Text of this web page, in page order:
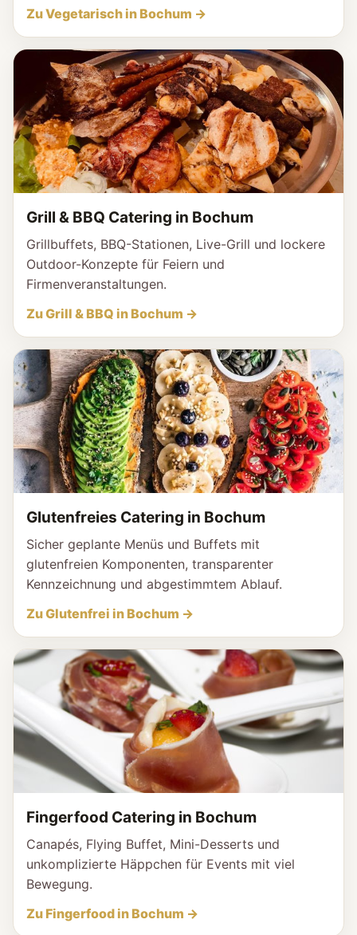
Zu Vegetarisch in Bochum →
Grill & BBQ Catering in Bochum
Grillbuffets, BBQ-Stationen, Live-Grill und lockere
Outdoor-Konzepte für Feiern und
Firmenveranstaltungen.
Zu Grill & BBQ in Bochum →
Glutenfreies Catering in Bochum
Sicher geplante Menüs und Buffets mit
glutenfreien Komponenten, transparenter
Kennzeichnung und abgestimmtem Ablauf.
Zu Glutenfrei in Bochum →
Fingerfood Catering in Bochum
Canapés, Flying Buffet, Mini-Desserts und
unkomplizierte Häppchen für Events mit viel
Bewegung.
Zu Fingerfood in Bochum →